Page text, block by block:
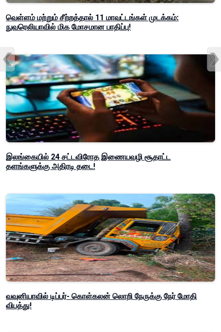
வெள்ளம் மற்றும் சீற்றத்தால் 11 மாவட்டங்கள் முடக்கம்:
நுவரெலியாவில் மிக மோசமான பாதிப்பு!
இலங்கையில் 24 சட்டவிரோத இணையவழி சூதாட்ட
தளங்களுக்கு அதிரடி தடை!
வவுனியாவில் டிப்பர்- கொள்கலன் லொறி நேருக்கு நேர் மோதி
விபத்து!